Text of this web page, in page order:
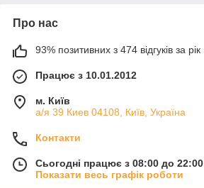
Про нас
93% позитивних з 474 відгуків за рік
Працює з 10.01.2012
м. Київ
а/я 39 Киев 04108, Київ, Україна
Контакти
Сьогодні працює з 08:00 до 22:00
Показати весь графік роботи